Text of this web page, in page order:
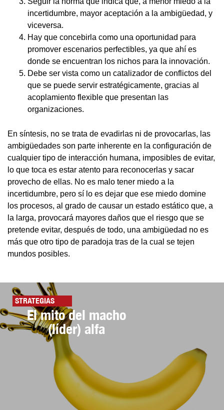
incertidumbre, mayor aceptación a la ambigüedad, y
viceversa.
Hay que concebirla como una oportunidad para
promover escenarios perfectibles, ya que ahí es
donde se encuentran los nichos para la innovación.
Debe ser vista como un catalizador de conflictos del
que se puede servir estratégicamente, gracias al
acoplamiento flexible que presentan las
organizaciones.
En síntesis, no se trata de evadirlas ni de provocarlas, las
ambigüedades son parte inherente en la configuración de
cualquier tipo de interacción humana, imposibles de evitar,
lo que toca es estar atento para reconocerlas y sacar
provecho de ellas. No es malo tener miedo a la
incertidumbre, pero sí lo es dejar que ese miedo domine
los procesos, al grado de causar un estado estático que, a
la larga, provocará mayores daños que el riesgo que se
pretende evitar, después de todo, una ambigüedad no es
más que otro tipo de paradoja tras de la cual se tejen
mundos posibles.
STRATEGIAS
El mito del macho
(líder) alfa